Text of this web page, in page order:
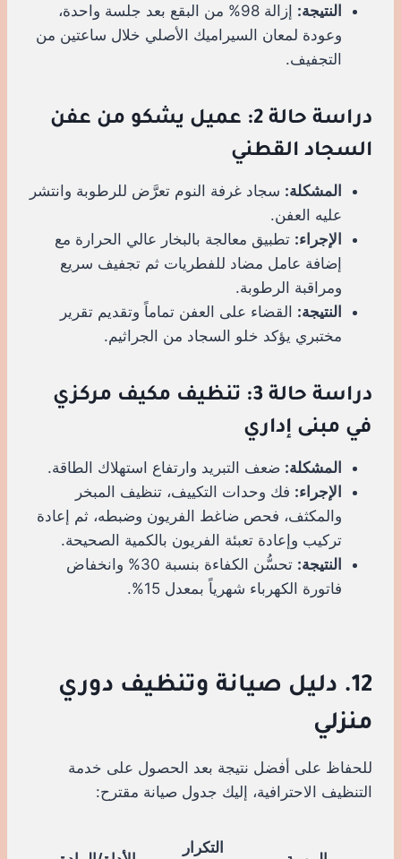
النتيجة:
إزالة 98% من البقع بعد جلسة واحدة،
وعودة لمعان السيراميك الأصلي خلال ساعتين من
التجفيف.
دراسة حالة 2: عميل يشكو من عفن
السجاد القطني
المشكلة: سجاد غرفة النوم تعرَّض للرطوبة وانتشر
عليه العفن.
الإجراء: تطبيق معالجة بالبخار عالي الحرارة مع
إضافة عامل مضاد للفطريات ثم تجفيف سريع
ومراقبة الرطوبة.
النتيجة: القضاء على العفن تماماً وتقديم تقرير
مختبري يؤكد خلو السجاد من الجراثيم.
دراسة حالة 3: تنظيف مكيف مركزي
في مبنى إداري
المشكلة: ضعف التبريد وارتفاع استهلاك الطاقة.
الإجراء: فك وحدات التكييف، تنظيف المبخر
والمكثف، فحص ضاغط الفريون وضبطه، ثم إعادة
تركيب وإعادة تعبئة الفريون بالكمية الصحيحة.
النتيجة:
تحسُّن الكفاءة بنسبة 30% وانخفاض
فاتورة الكهرباء شهرياً بمعدل 15%.
12. دليل صيانة وتنظيف دوري
منزلي
للحفاظ على أفضل نتيجة بعد الحصول على خدمة
التنظيف الاحترافية، إليك جدول صيانة مقترح:
التكرار